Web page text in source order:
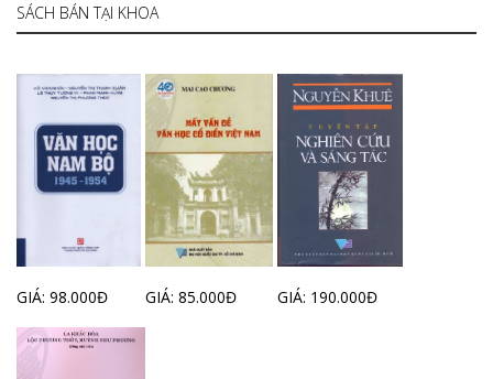
SÁCH BÁN TẠI KHOA
GIÁ: 98.000Đ GIÁ: 85.000Đ GIÁ: 190.000Đ